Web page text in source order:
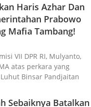
Haris Azhar Dan
Prabowo
Mafia Tambang!
VII DPR RI, Mulyanto,
atas perkara yang
Binsar Pandjaitan
Sebaiknya Batalkan